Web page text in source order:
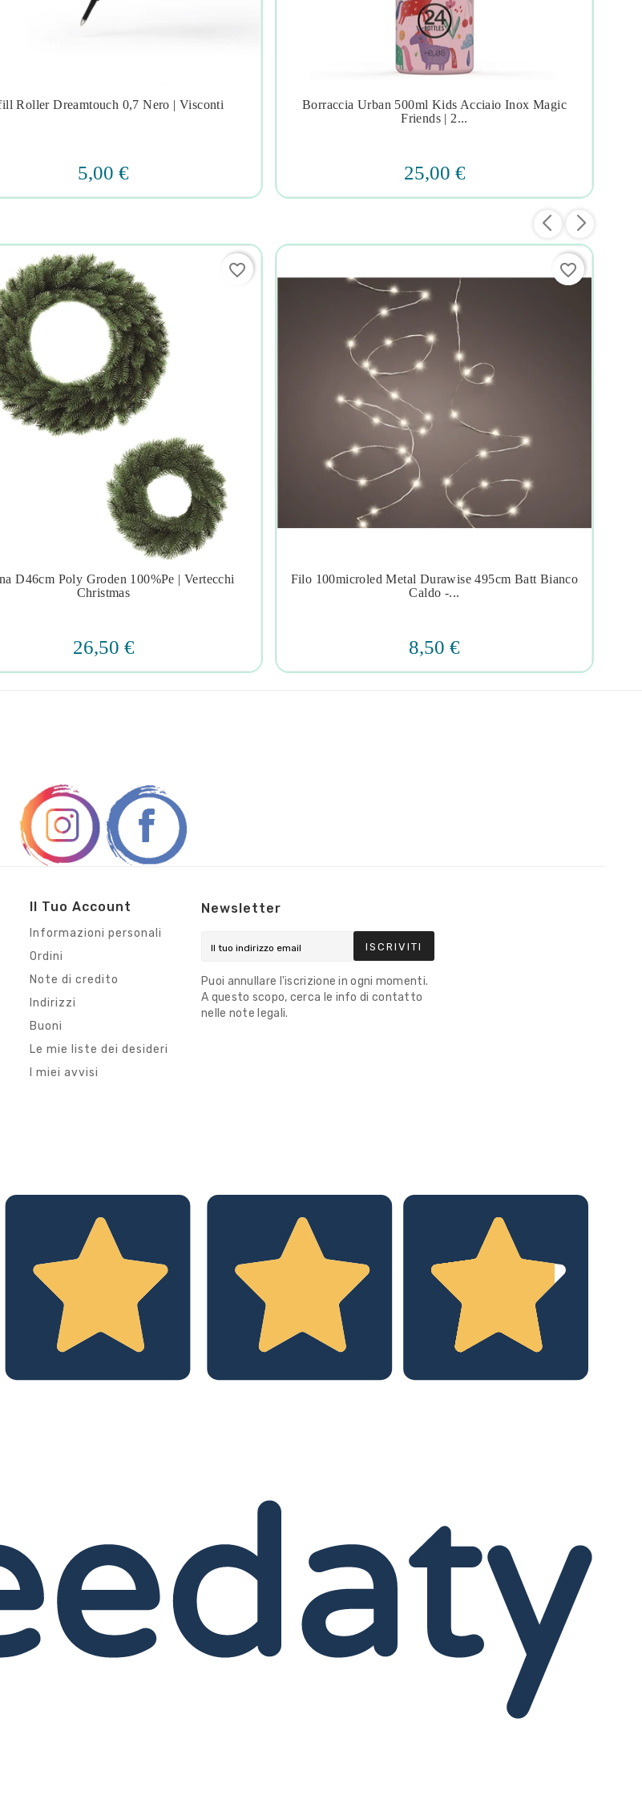

Roller Dreamtouch 0,7 Nero | Visconti
5,00 €
 
Borraccia Urban 500ml Kids Acciaio Inox Magic
Friends | 2...
25,00 €
 
D46cm Poly Groden 100%pe | Vertecchi
Christmas
26,50 €
favorite_border
 
Filo 100microled Metal Durawise 495cm Batt Bianco
Caldo -...
8,50 €
favorite_border
Il Tuo Account
Informazioni personali
Ordini
Note di credito
Indirizzi
Buoni
Le mie liste dei desideri
I miei avvisi
Newsletter
ISCRIVITI
Puoi annullare l'iscrizione in ogni momenti.
A questo scopo, cerca le info di contatto
nelle note legali.